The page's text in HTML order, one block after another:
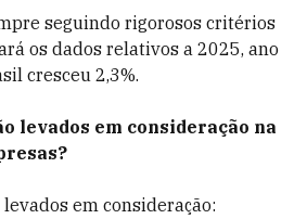
seguindo rigorosos critérios
os dados relativos a 2025, ano
cresceu 2,3%.
levados em consideração na
em consideração: